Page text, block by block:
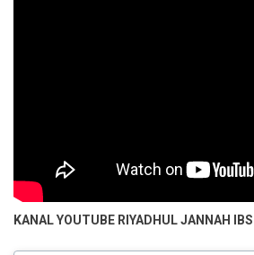
KANAL YOUTUBE RIYADHUL JANNAH IBS